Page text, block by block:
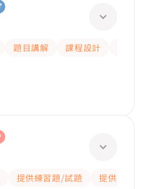
題目講解 課程設計
提供練習題/試題
提供筆記